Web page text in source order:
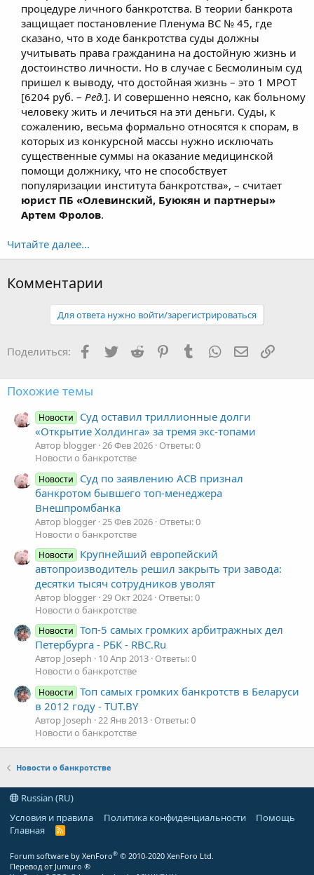
процедуре личного банкротства. В теории банкрота
защищает постановление Пленума ВС № 45, где
сказано, что в ходе банкротства суды должны
учитывать права гражданина на достойную жизнь и
достоинство личности. Но в случае с Бесмолиным суд
пришел к выводу, что достойная жизнь – это 1 МРОТ
[6204 руб. – Ред.]. И совершенно неясно, как больному
человеку жить и лечиться на эти деньги. Суды, к
сожалению, весьма формально относятся к спорам, в
которых из конкурсной массы нужно исключать
существенные суммы на оказание медицинской
помощи должнику, что не способствует
популяризации института банкротства», – считает
юрист ПБ «Олевинский, Буюкян и партнеры»
Артем Фролов.​
Читайте далее...
Комментарии
Для ответа нужно войти/зарегистрироваться
Поделиться: Facebook
TwitterReddit PinterestTumblr WhatsApp Ссылка
Похожие темы
Новости
Суд оставил триллионные долги
«Открытие Холдинга» за тремя экс-топами
Автор blogger 26 Фев 2026 Ответы: 0
Новости о банкротстве
Новости
Суд по заявлению АСВ признал
банкротом бывшего топ-менеджера
Внешпромбанка
Автор blogger 25 Фев 2026 Ответы: 0
Новости о банкротстве
Новости
Крупнейший европейский
автопроизводитель решил закрыть три завода:
десятки тысяч сотрудников уволят
Автор blogger 29 Окт 2024 Ответы: 0
Новости о банкротстве
Новости
Топ-5 самых громких арбитражных дел
Петербурга - РБК - RBC.Ru
Автор Joseph 10 Апр 2013 Ответы: 0
Новости о банкротстве
Новости
Топ самых громких банкротств в Беларуси
в 2012 году - TUT.BY
Автор Joseph 22 Янв 2013 Ответы: 0
Новости о банкротстве
Новости о банкротстве
Russian (RU)
Условия и правила
Политика конфиденциальности
Помощь
Главная
R
Forum software by XenForo® © 2010-2020 XenForo Ltd.
Перевод от Jumuro ®